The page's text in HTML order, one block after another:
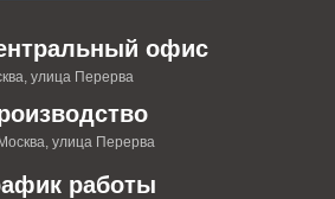
офис
улица Перерва
работы
улица Перерва